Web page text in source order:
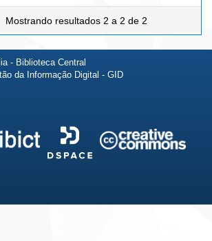
Mostrando resultados 2 a 2 de 2
- Biblioteca Central
da Informação Digital - GID